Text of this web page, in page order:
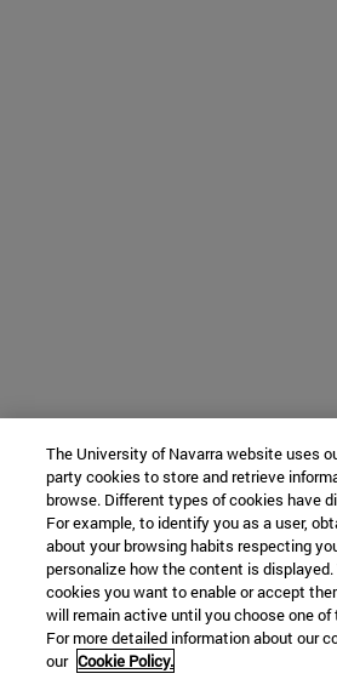
The University of Navarra website uses
party cookies to store and retrieve
browse. Different types of cookies have
For example, to identify you as a user,
about your browsing habits respecting
personalize how the content is
cookies you want to enable or accept
will remain active until you choose one
For more detailed information about our
our Cookie Policy.